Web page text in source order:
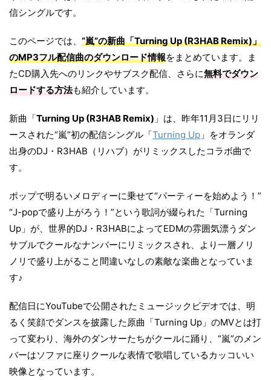
信シングルです。
このページでは、 “嵐”の新曲「Turning Up (R3HAB Remix)」
のMP3フル配信曲のダウンロード情報をまとめています。ま
たCD購入先へのリンクやサブスク配信、さらに無料でダウン
ロードする方法も紹介しています。
新曲「Turning Up (R3HAB Remix) 」は、昨年11月3日にリリ
ースされた“嵐”初の配信シングル「Turning Up 」をオランダ
出身のDJ・R3HAB（リハブ）がリミックスしたコラボ曲で
す。
ポップで明るいメロディーに乗せて“パーティーを始めよう！”
“J-popで盛り上がろう！”という歌詞が綴られた「Turning
Up」が、世界的DJ・R3HABによってEDMの雰囲気漂うダン
サブルでクールなナンバーにリミックスされ、より一層ノリ
ノリで盛り上がること間違いなしの素敵な楽曲となっていま
す♪
配信日にYouTubeで公開されたミュージックビデオでは、明
るく笑顔でダンスを披露した原曲「Turning Up」のMVとは打
って変わり、海外のダンサーたちがクールに踊り、“嵐”のメン
バーはソファに座りクールな表情で歌唱しているカッコいい
映像となっています。